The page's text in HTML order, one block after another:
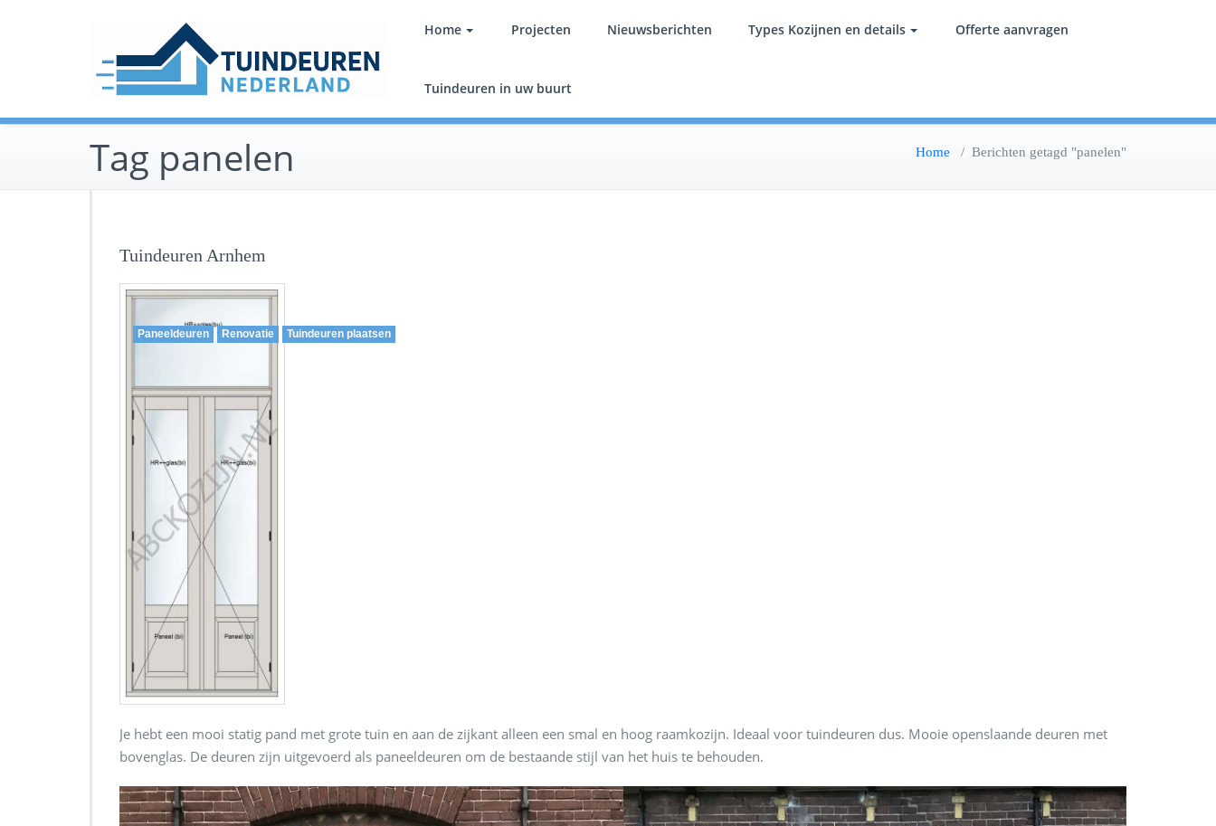
Tuindeuren Nederland
Wij leveren en plaatsen tuindeuren in heel Nederland
Home Projecten Nieuwsberichten Types Kozijnen en details Offerte aanvragen
Tuindeuren in uw buurt
Tag panelen Home / Berichten getagd "panelen"
Tuindeuren Arnhem
Paneeldeuren Renovatie Tuindeuren plaatsen
Je hebt een mooi statig pand met grote tuin en aan de zijkant alleen een smal en hoog raamkozijn. Ideaal voor tuindeuren dus. Mooie openslaande deuren met
bovenglas. De deuren zijn uitgevoerd als paneeldeuren om de bestaande stijl van het huis te behouden.